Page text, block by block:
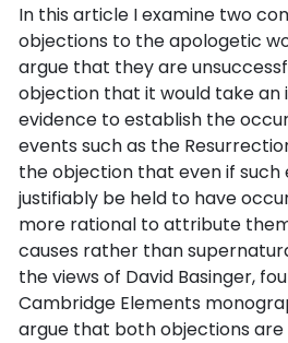
In this article I examine two
objections to the apologetic
argue that they are
objection that it would take an
evidence to establish the
events such as the
the objection that even if such
justifiably be held to have
more rational to attribute
causes rather than
the views of David Basinger,
Cambridge Elements
argue that both objections are